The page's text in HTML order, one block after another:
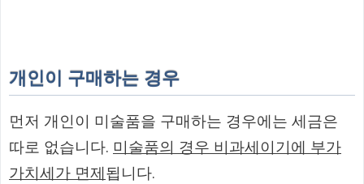
개인이 구매하는 경우
먼저 개인이 미술품을 구매하는 경우에는 세금은
따로 없습니다. 미술품의 경우 비과세이기에 부가
가치세가 면제됩니다.